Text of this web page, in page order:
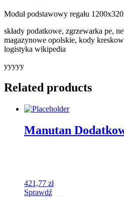
Moduł podstawowy regału
składy podatkowe, zgrzewarka pe,
magazynowe opolskie, kody
logistyka wikipedia
yyyyy
Related products
Manutan
421,77 zł
Sprawdź